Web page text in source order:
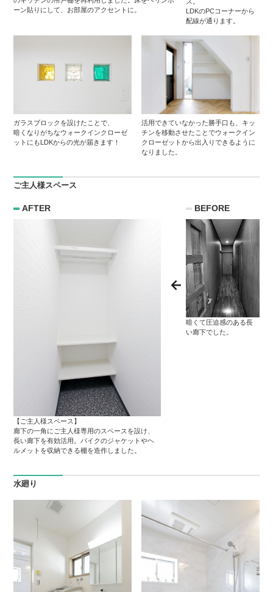
ーン貼りにして、お部屋のアクセントに。
LDKのPCコーナーから
配線が通ります。
ガラスブロックを設けたことで、
暗くなりがちなウォークインクローゼ
ットにもLDKからの光が届きます！
活用できていなかった勝手口も、キッ
チンを移動させたことでウォークイン
クローゼットから出入りできるように
なりました。
ご主人様スペース
BEFORE
暗くて圧迫感のある長
い廊下でした。
AFTER
【ご主人様スペース】
廊下の一角にご主人様専用のスペースを設け、
長い廊下を有効活用。バイクのジャケットやヘ
ルメットを収納できる棚を造作しました。
水廻り